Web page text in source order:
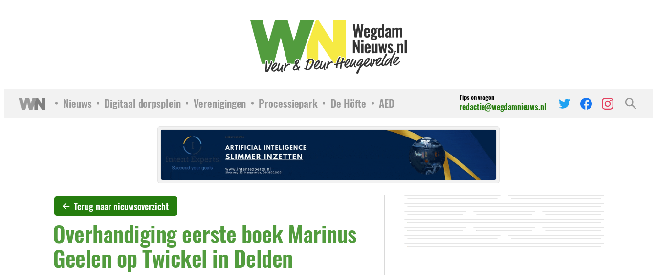
Nieuws Digitaal dorpsplein Verenigingen Processiepark De Höfte AED Tips en vragen
redactie@wegdamnieuws.nl
Terug naar nieuwsoverzicht
Overhandiging eerste boek Marinus
Geelen op Twickel in Delden